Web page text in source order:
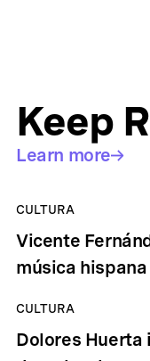
Keep
Learn more
CULTURA
Vicente
música
CULTURA
Dolores Huerta